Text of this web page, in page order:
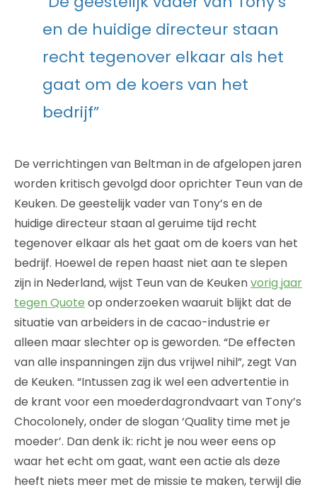
en de huidige directeur staan
recht tegenover elkaar als het
gaat om de koers van het
bedrijf”
De verrichtingen van Beltman in de afgelopen jaren
worden kritisch gevolgd door oprichter Teun van de
Keuken. De geestelijk vader van Tony’s en de
huidige directeur staan al geruime tijd recht
tegenover elkaar als het gaat om de koers van het
bedrijf. Hoewel de repen haast niet aan te slepen
zijn in Nederland, wijst Teun van de Keukenvorig jaar
tegen Quote op onderzoeken waaruit blijkt dat de
situatie van arbeiders in de cacao-industrie er
alleen maar slechter op is geworden. “De effecten
van alle inspanningen zijn dus vrijwel nihil”, zegt Van
de Keuken. “Intussen zag ik wel een advertentie in
de krant voor een moederdagrondvaart van Tony’s
Chocolonely, onder de slogan ‘Quality time met je
moeder’. Dan denk ik: richt je nou weer eens op
waar het echt om gaat, want een actie als deze
heeft niets meer met de missie te maken, terwijl die